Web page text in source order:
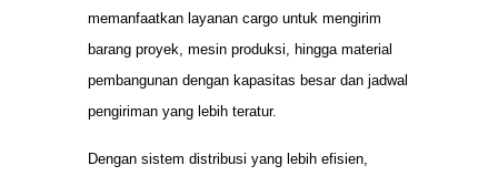
memanfaatkan layanan cargo untuk mengirim
barang proyek, mesin produksi, hingga material
pembangunan dengan kapasitas besar dan jadwal
pengiriman yang lebih teratur.
Dengan sistem distribusi yang lebih efisien,